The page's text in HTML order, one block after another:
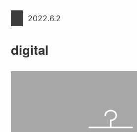
2022.6.2
digital